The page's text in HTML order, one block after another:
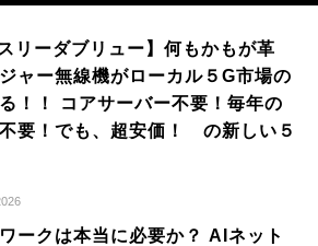
リーダブリュー】何もかもが革
ャー無線機がローカル５G市場の
！！ コアサーバー不要！毎年の
要！でも、超安価！ の新しい５
ークは本当に必要か？ AIネット